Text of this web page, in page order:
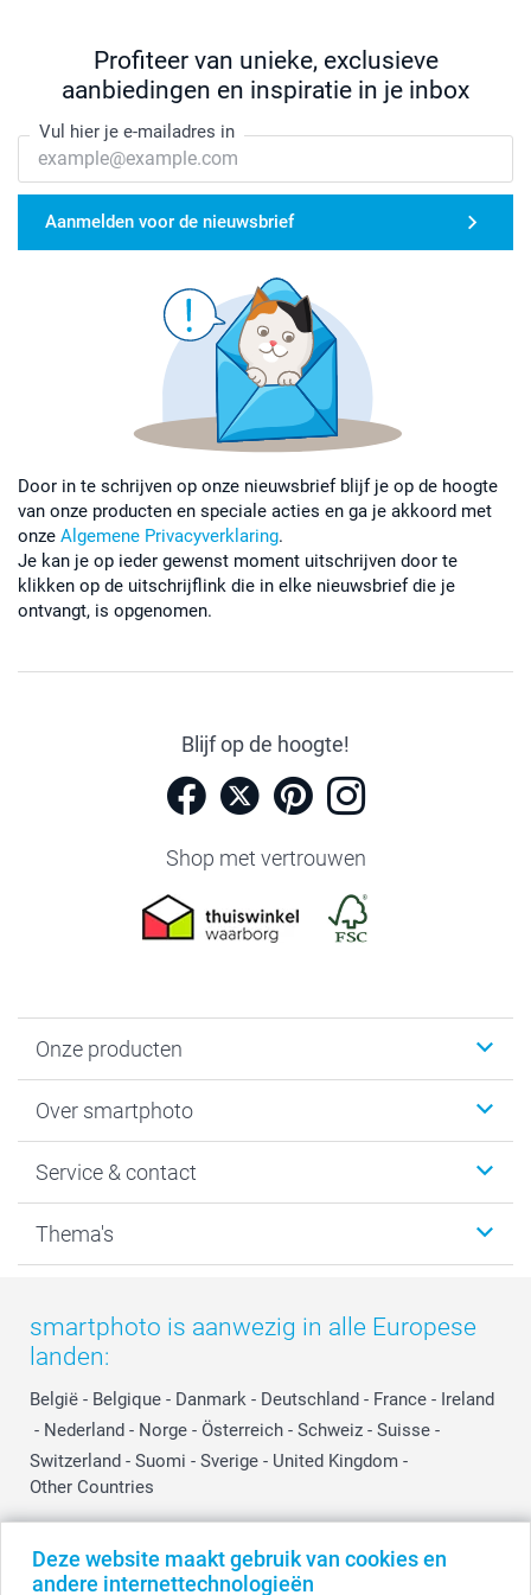
Deze website maakt gebruik van cookies en
andere internettechnologieën
Profiteer van unieke, exclusieve
aanbiedingen en inspiratie in je inbox
Vul hier je e-mailadres in
Aanmelden voor de nieuwsbrief
Door in te schrijven op onze nieuwsbrief blijf je op de hoogte
van onze producten en speciale acties en ga je akkoord met
onze Algemene Privacyverklaring.
Je kan je op ieder gewenst moment uitschrijven door te
klikken op de uitschrijflink die in elke nieuwsbrief die je
ontvangt, is opgenomen.
Blijf op de hoogte!
Shop met vertrouwen
Onze producten
Fotoboeken
Fotocadeaus
Kaarten
Over smartphoto
Vacatures
Bestelproces
Privacy
Cookiebeleid
Reviews
Prijslijst
Investor Relations
Service & contact
Tevredenheidsgarantie
smartbonus
smartfriends
service@smartphoto.nl
Affiliate partnerprogramma
Partnerships
Influencer partnerprogramma
Thema's
Moederdag
Vaderdag
Huwelijk
smartphoto is aanwezig in alle Europese
landen:
België - Belgique - Danmark - Deutschland - France - Ireland
- Nederland - Norge - Österreich - Schweiz - Suisse -
Switzerland - Suomi - Sverige - United Kingdom -
Other Countries
Alle prijzen zijn in EURO (€) inclusief BTW en exclusief verzendkosten.